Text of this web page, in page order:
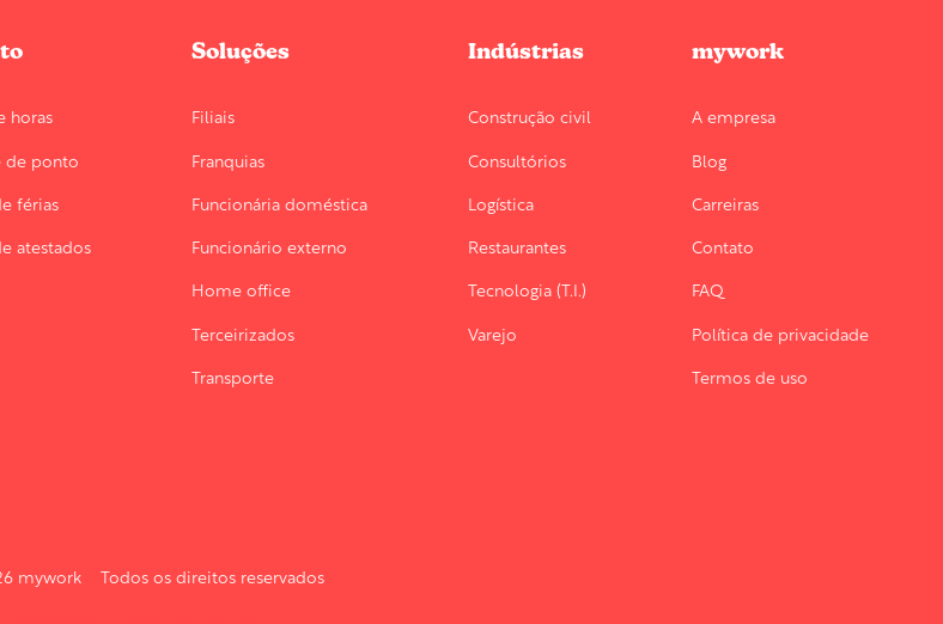
horas
de ponto
férias
atestados
Soluções
Filiais
Franquias
Funcionária doméstica
Funcionário externo
Home office
Terceirizados
Transporte
Indústrias
Construção civil
Consultórios
Logística
Restaurantes
Tecnologia (T.I.)
Varejo
mywork
A empresa
Blog
Carreiras
Contato
FAQ
Política de privacidade
Termos de uso
mywork Todos os direitos reservados